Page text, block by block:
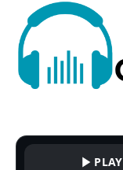
PLAY